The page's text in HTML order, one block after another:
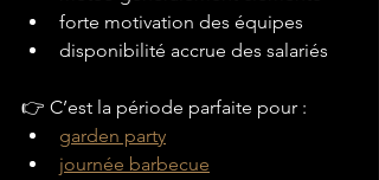
forte motivation des équipes
disponibilité accrue des salariés
👉 C’est la période parfaite pour :
garden party
journée barbecue